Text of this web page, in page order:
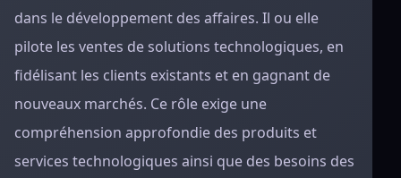
dans le développement des affaires. Il ou elle
pilote les ventes de solutions technologiques, en
fidélisant les clients existants et en gagnant de
nouveaux marchés. Ce rôle exige une
compréhension approfondie des produits et
services technologiques ainsi que des besoins des